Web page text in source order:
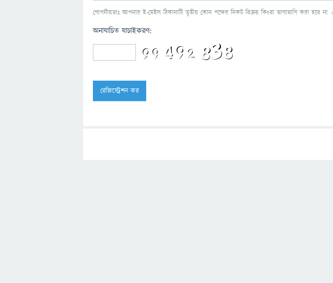
গোপনীয়তাঃ আপনার ই-মেইল ঠিকানাটি তৃতীয় কোন পক্ষের নিকট বিক্রয় কিংবা ভাগাভাগি করা হবে না ।
অনাযাচিত যাচাইকরণ: